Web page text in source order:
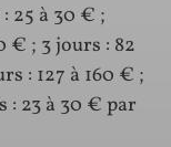
25 à 30 € ;
€ ; 3 jours : 82
: 127 à 160 € ;
: 23 à 30 € par